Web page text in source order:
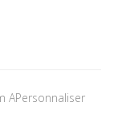
APersonnaliser